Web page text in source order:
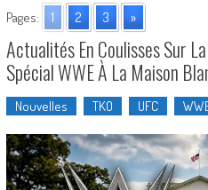
Pages: 1 2 3 »
Actualités En Coulisses Sur
Spécial WWE À La Maison
Nouvelles TKO UFC